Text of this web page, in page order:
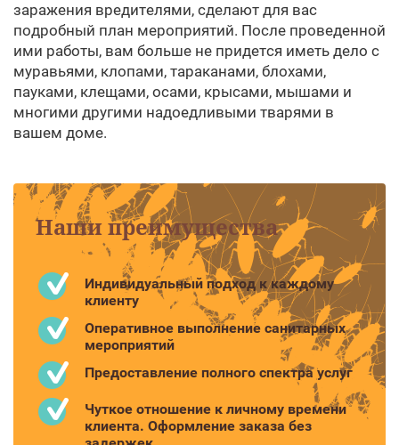
заражения вредителями, сделают для вас
подробный план мероприятий. После проведенной
ими работы, вам больше не придется иметь дело с
муравьями, клопами, тараканами, блохами,
пауками, клещами, осами, крысами, мышами и
многими другими надоедливыми тварями в
вашем доме.
Наши преимущества
Индивидуальный подход к каждому
клиенту
Оперативное выполнение санитарных
мероприятий
Предоставление полного спектра услуг
Чуткое отношение к личному времени
клиента. Оформление заказа без